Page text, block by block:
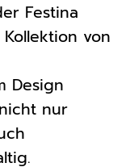
Festina
von
Design
nur